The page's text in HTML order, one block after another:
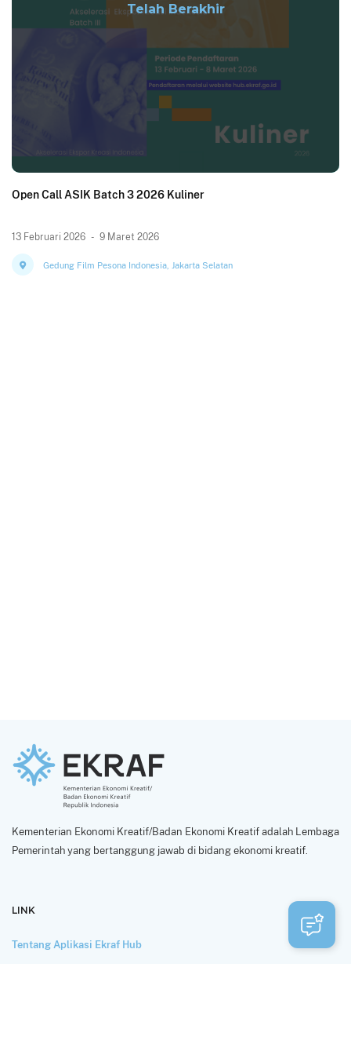
Telah Berakhir
Open Call ASIK Batch 3 2026 Kuliner
13 Februari 2026 - 9 Maret 2026
Gedung Film Pesona Indonesia, Jakarta Selatan
Kementerian Ekonomi Kreatif/Badan Ekonomi Kreatif adalah Lembaga
Pemerintah yang bertanggung jawab di bidang ekonomi kreatif.
LINK
Tentang Aplikasi Ekraf Hub